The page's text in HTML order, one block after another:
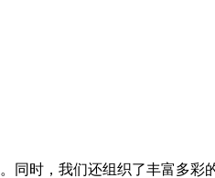
同时，我们还组织了丰富多彩